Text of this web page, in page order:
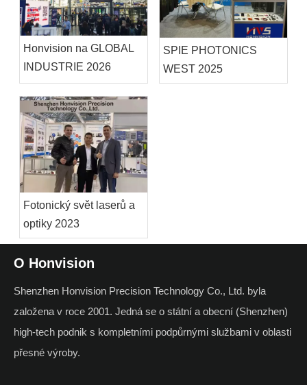
Honvision na GLOBAL
INDUSTRIE 2026
SPIE PHOTONICS
WEST 2025
Fotonický svět laserů a
optiky 2023
O Honvision
Shenzhen Honvision Precision Technology Co., Ltd. byla
založena v roce 2001. Jedná se o státní a obecní (Shenzhen)
high-tech podnik s kompletními podpůrnými službami v oblasti
přesné výroby.